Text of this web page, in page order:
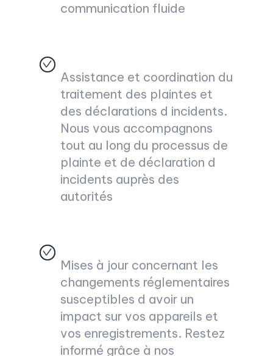
communication fluide
Assistance et coordination du
traitement des plaintes et
des déclarations d incidents.
Nous vous accompagnons
tout au long du processus de
plainte et de déclaration d
incidents auprès des
autorités
Mises à jour concernant les
changements réglementaires
susceptibles d avoir un
impact sur vos appareils et
vos enregistrements. Restez
informé grâce à nos